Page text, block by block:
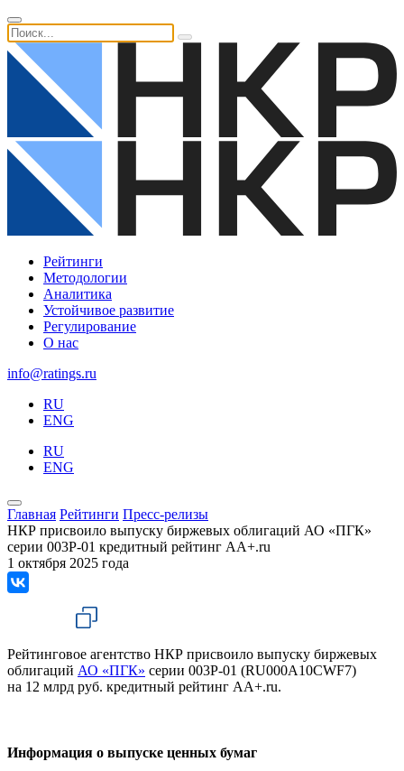
Рейтинги
Методологии
Аналитика
Устойчивое развитие
Регулирование
О нас
info@ratings.ru
RU
ENG
RU
ENG
Главная Рейтинги Пресс-релизы
НКР присвоило выпуску биржевых облигаций АО «ПГК»
серии 003Р-01 кредитный рейтинг AA+.ru
1 октября 2025 года
Рейтинговое агентство НКР присвоило выпуску биржевых
облигаций АО «ПГК» серии 003P-01 (RU000A10CWF7)
на 12 млрд руб. кредитный рейтинг AA+.ru.
Информация о выпуске ценных бумаг